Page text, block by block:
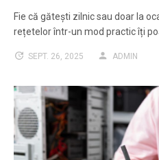
Fie că gătești zilnic sau doar la
rețetelor într-un mod practic îți
SEPT. 26, 2025 ADMIN